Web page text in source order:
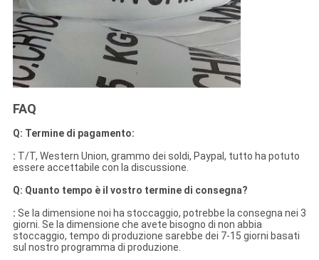
FAQ
Q: Termine di pagamento:
: T/T, Western Union, grammo dei soldi, Paypal, tutto ha potuto
essere accettabile con la discussione.
Q: Quanto tempo è il vostro termine di consegna?
: Se la dimensione noi ha stoccaggio, potrebbe la consegna nei 3
giorni. Se la dimensione che avete bisogno di non abbia
stoccaggio, tempo di produzione sarebbe dei 7-15 giorni basati
sul nostro programma di produzione.